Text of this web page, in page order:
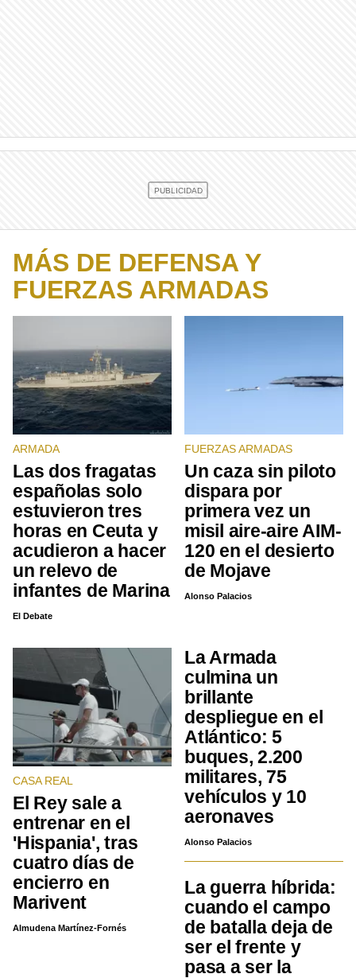
MÁS DE DEFENSA Y
FUERZAS ARMADAS
ARMADA
Las dos fragatas
españolas solo
estuvieron tres
horas en Ceuta y
acudieron a hacer
un relevo de
infantes de Marina
El Debate
FUERZAS ARMADAS
Un caza sin piloto
dispara por
primera vez un
misil aire-aire AIM-
120 en el desierto
de Mojave
Alonso Palacios
CASA REAL
El Rey sale a
entrenar en el
'Hispania', tras
cuatro días de
encierro en
Marivent
Almudena Martínez-Fornés
La Armada
culmina un
brillante
despliegue en el
Atlántico: 5
buques, 2.200
militares, 75
vehículos y 10
aeronaves
Alonso Palacios
La guerra híbrida:
cuando el campo
de batalla deja de
ser el frente y
pasa a ser la